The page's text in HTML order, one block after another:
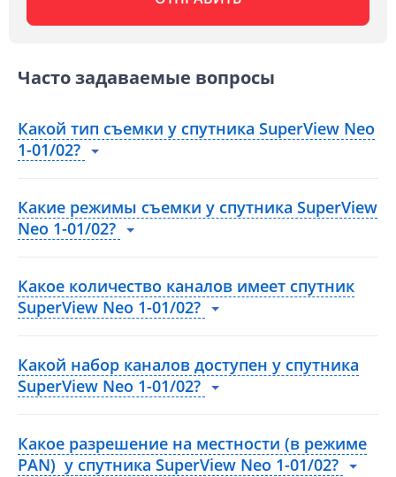
Часто задаваемые вопросы
Какой тип съемки у спутника SuperView Neo
1-01/02?
Какие режимы съемки у спутника SuperView
Neo 1-01/02?
Какое количество каналов имеет спутник
SuperView Neo 1-01/02?
Какой набор каналов доступен у спутника
SuperView Neo 1-01/02?
Какое разрешение на местности (в режиме
PAN) у спутника SuperView Neo 1-01/02?